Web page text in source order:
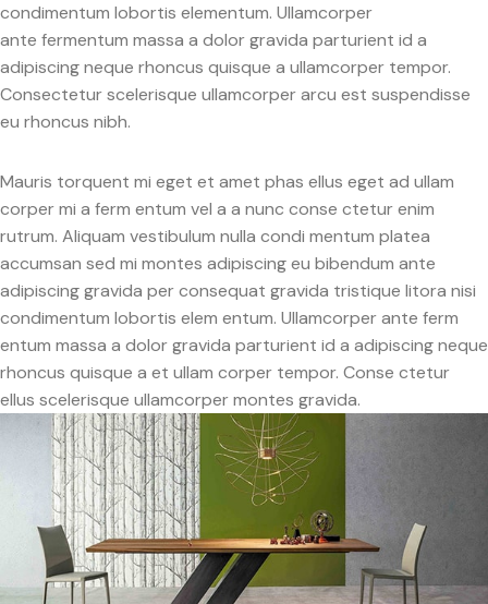
condimentum lobortis elementum. Ullamcorper
ante fermentum massa a dolor gravida parturient id a
adipiscing neque rhoncus quisque a ullamcorper tempor.
Consectetur scelerisque ullamcorper arcu est suspendisse
eu rhoncus nibh.
Mauris torquent mi eget et amet phas ellus eget ad ullam
corper mi a ferm entum vel a a nunc conse ctetur enim
rutrum. Aliquam vestibulum nulla condi mentum platea
accumsan sed mi montes adipiscing eu bibendum ante
adipiscing gravida per consequat gravida tristique litora nisi
condimentum lobortis elem entum. Ullamcorper ante ferm
entum massa a dolor gravida parturient id a adipiscing neque
rhoncus quisque a et ullam corper tempor. Conse ctetur
ellus scelerisque ullamcorper montes gravida.